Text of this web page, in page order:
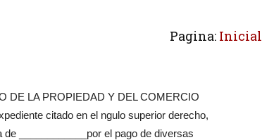
Pagina: Inicial
DE LA PROPIEDAD Y DEL COMERCIO
citado en el ngulo superior derecho,
____________por el pago de diversas